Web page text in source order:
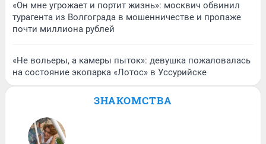
«Он мне угрожает и портит жизнь»: москвич обвинил
турагента из Волгограда в мошенничестве и пропаже
почти миллиона рублей
«Не вольеры, а камеры пыток»: девушка пожаловалась
на состояние экопарка «Лотос» в Уссурийске
ЗНАКОМСТВА